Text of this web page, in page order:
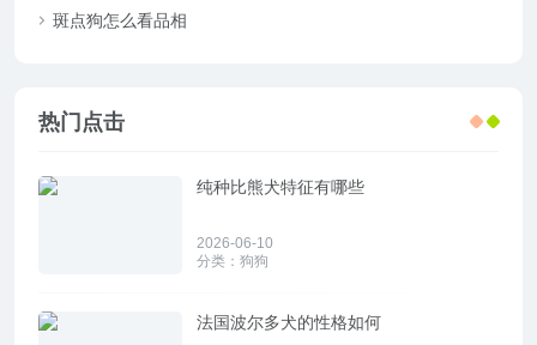
斑点狗怎么看品相
热门点击
纯种比熊犬特征有哪些
2026-06-10
分类： 狗狗
法国波尔多犬的性格如何